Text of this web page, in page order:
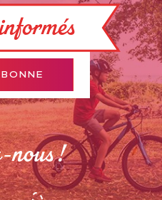
nous !